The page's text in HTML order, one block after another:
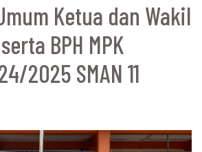
Ketua dan Wakil
BPH MPK
2025 SMAN 11